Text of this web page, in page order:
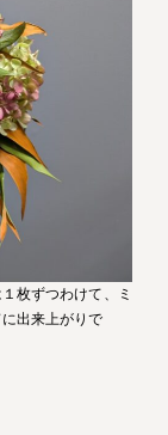
枚ずつわけて、ミ
出来上がりで